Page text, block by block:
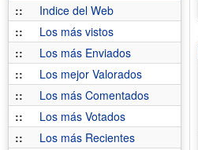
::
Indice del Web
::
Los más vistos
::
Los más Enviados
::
Los mejor Valorados
::
Los más Comentados
::
Los más Votados
::
Los más Recientes